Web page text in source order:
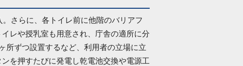
さらに、各トイレ前に他階のバリアフ
レや授乳室も用意され、庁舎の適所に分
所ずつ設置するなど、利用者の立場に立
を押すたびに発電し乾電池交換や電源工